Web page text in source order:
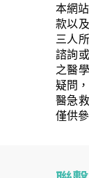
本網
款以
三人
諮詢
之醫
疑問
醫急
僅供